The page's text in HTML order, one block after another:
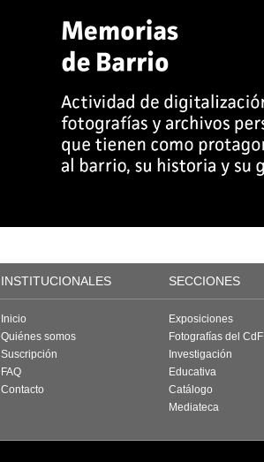
INSTITUCIONALES SECCIONES
Inicio
Quiénes somos
Suscripción
FAQ
Contacto
Exposiciones
Fotografías del CdF
Investigación
Educativa
Catálogo
Mediateca